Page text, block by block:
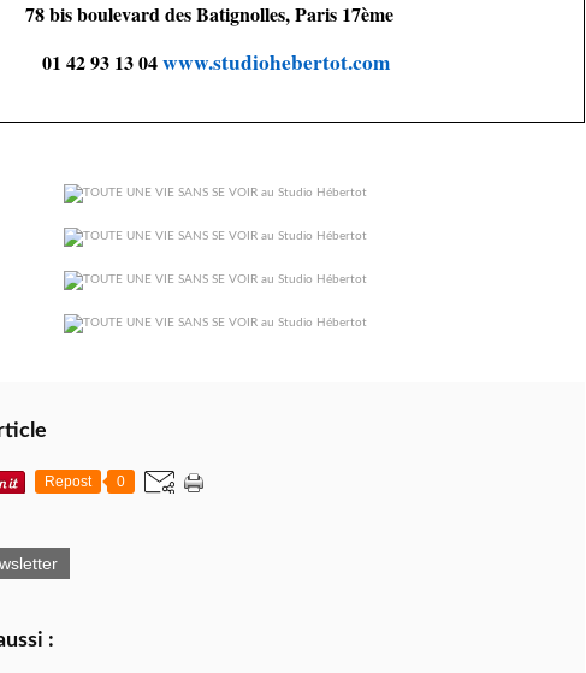
78 bis boulevard des Batignolles, Paris 17ème
01 42 93 13 04 www.studiohebertot.com
Repost 0
: